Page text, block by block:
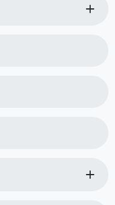
add
add